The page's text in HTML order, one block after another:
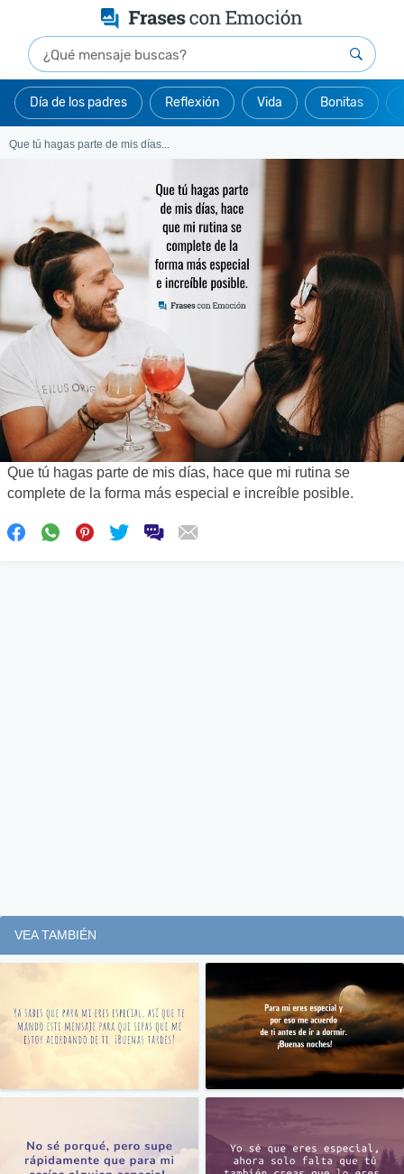
Día de los padres Reflexión Vida Bonitas
Que tú hagas parte de mis días...
Que tú hagas parte de mis días, hace que mi rutina se
complete de la forma más especial e increíble posible.
VEA TAMBIÉN